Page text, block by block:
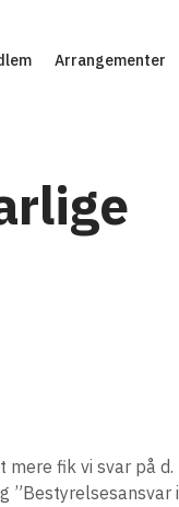
Arrangementer
mere fik vi svar på d.
”Bestyrelsesansvar i